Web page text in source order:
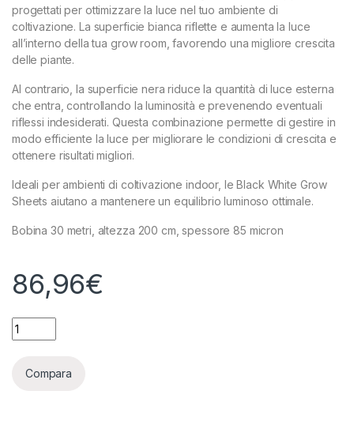
progettati per ottimizzare la luce nel tuo ambiente di
coltivazione. La superficie bianca riflette e aumenta la luce
all’interno della tua grow room, favorendo una migliore crescita
delle piante.
Al contrario, la superficie nera riduce la quantità di luce esterna
che entra, controllando la luminosità e prevenendo eventuali
riflessi indesiderati. Questa combinazione permette di gestire in
modo efficiente la luce per migliorare le condizioni di crescita e
ottenere risultati migliori.
Ideali per ambienti di coltivazione indoor, le Black White Grow
Sheets aiutano a mantenere un equilibrio luminoso ottimale.
Bobina 30 metri, altezza 200 cm, spessore 85 micron
86,96€
TELO BLACK/WHITE - 30 METRI - H200CM - 85MU quantity
Compara